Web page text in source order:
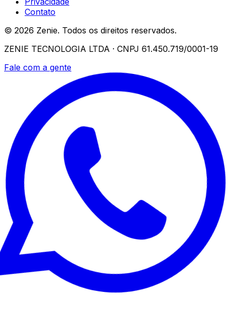
Contato
© 2026 Zenie. Todos os direitos reservados.
ZENIE TECNOLOGIA LTDA · CNPJ 61.450.719/0001-19
Fale com a gente